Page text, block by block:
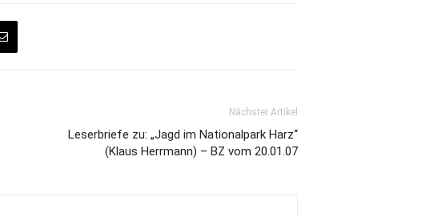
Nächster Artikel
Leserbriefe zu: „Jagd im Nationalpark Harz“
(Klaus Herrmann) – BZ vom 20.01.07